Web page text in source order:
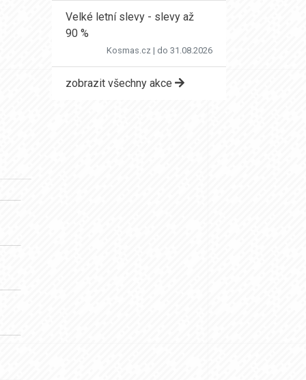
Velké letní slevy - slevy až
90 %
Kosmas.cz | do 31.08.2026
zobrazit všechny akce